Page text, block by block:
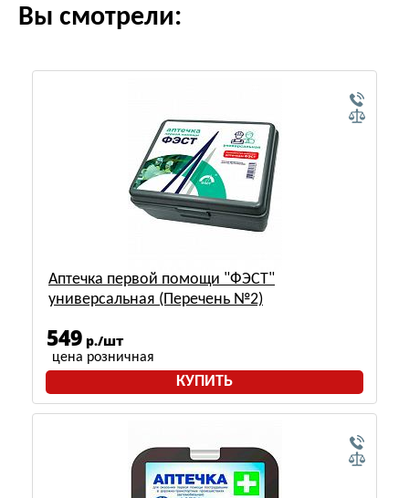
Вы смотрели:
Аптечка первой помощи "ФЭСТ"
универсальная (Перечень №2)
549 р./шт
цена розничная
КУПИТЬ